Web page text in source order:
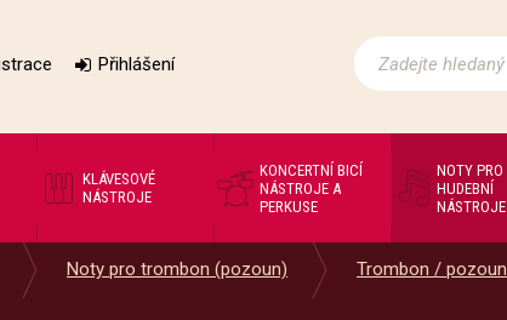
Přihlášení
KLÁVESOVÉ
NÁSTROJE
KONCERTNÍ BICÍ
NÁSTROJE A
PERKUSE
NOTY PRO
HUDEBNÍ
NÁSTROJE
Noty pro trombon (pozoun) Trombon / pozoun